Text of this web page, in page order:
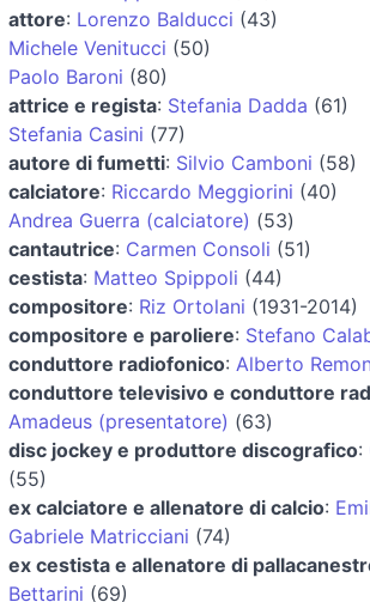
attore: Lorenzo Balducci (43)
Michele Venitucci (50)
Paolo Baroni (80)
attrice e regista: Stefania Dadda (61)
Stefania Casini (77)
autore di fumetti: Silvio Camboni (58)
calciatore: Riccardo Meggiorini (40)
Andrea Guerra (calciatore) (53)
cantautrice: Carmen Consoli (51)
cestista: Matteo Spippoli (44)
compositore: Riz Ortolani (1931-2014)
compositore e paroliere: Stefano
conduttore radiofonico: Alberto
conduttore televisivo e conduttore
Amadeus (presentatore) (63)
disc jockey e produttore discografico:
(55)
ex calciatore e allenatore di calcio:
Gabriele Matricciani (74)
ex cestista e allenatore di
Bettarini (69)